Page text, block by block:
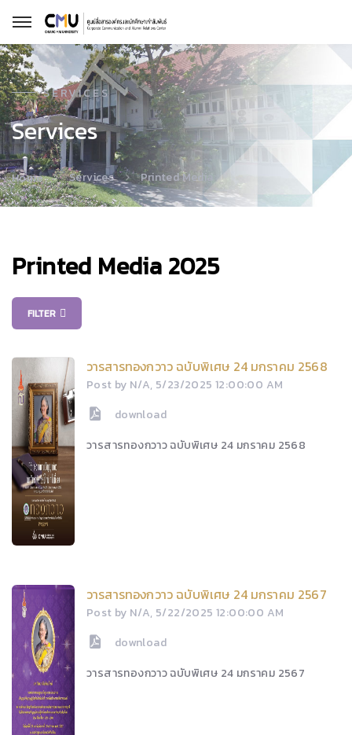
SERVICES
Services
Home Services Printed Media
Printed Media 2025
FILTER
วารสารทองกวาว ฉบับพิเศษ 24 มกราคม 2568
Post by N/A, 5/23/2025 12:00:00 AM
download
วารสารทองกวาว ฉบับพิเศษ 24 มกราคม 2568
วารสารทองกวาว ฉบับพิเศษ 24 มกราคม 2567
Post by N/A, 5/22/2025 12:00:00 AM
download
วารสารทองกวาว ฉบับพิเศษ 24 มกราคม 2567